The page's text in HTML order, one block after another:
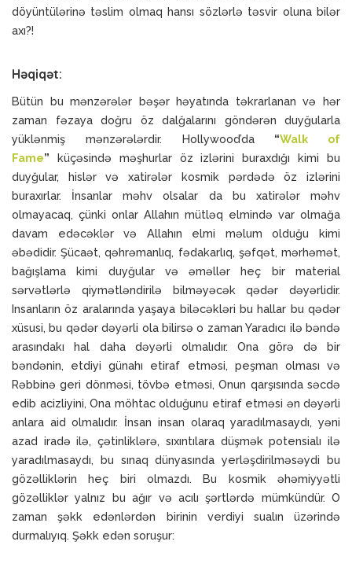
döyüntülərinə təslim olmaq hansı sözlərlə təsvir oluna bilər
axı?!
Həqiqət:
Bütün bu mənzərələr bəşər həyatında təkrarlanan və hər
zaman fəzaya doğru öz dalğalarını göndərən duyğularla
yüklənmiş mənzərələrdir. Hollywood’da “Walk of
Fame” küçəsində məşhurlar öz izlərini buraxdığı kimi bu
duyğular, hislər və xatirələr kosmik pərdədə öz izlərini
buraxırlar. İnsanlar məhv olsalar da bu xatirələr məhv
olmayacaq, çünki onlar Allahın mütləq elmində var olmağa
davam edəcəklər və Allahın elmi məlum olduğu kimi
əbədidir. Şücaət, qəhrəmanlıq, fədakarlıq, şəfqət, mərhəmət,
bağışlama kimi duyğular və əməllər heç bir material
sərvətlərlə qiymətləndirilə bilməyəcək qədər dəyərlidir.
Insanların öz aralarında yaşaya biləcəkləri bu hallar bu qədər
xüsusi, bu qədər dəyərli ola bilirsə o zaman Yaradıcı ilə bəndə
arasındakı hal daha dəyərli olmalıdır. Ona görə də bir
bəndənin, etdiyi günahı etiraf etməsi, peşman olması və
Rəbbinə geri dönməsi, tövbə etməsi, Onun qarşısında səcdə
edib acizliyini, Ona möhtac olduğunu etiraf etməsi ən dəyərli
anlara aid olmalıdır. İnsan insan olaraq yaradılmasaydı, yəni
azad iradə ilə, çətinliklərə, sıxıntılara düşmək potensialı ilə
yaradılmasaydı, bu sınaq dünyasında yerləşdirilməsəydi bu
gözəlliklərin heç biri olmazdı. Bu kosmik əhəmiyyətli
gözəlliklər yalnız bu ağır və acılı şərtlərdə mümkündür. O
zaman şəkk edənlərdən birinin verdiyi sualın üzərində
durmalıyıq. Şəkk edən soruşur: